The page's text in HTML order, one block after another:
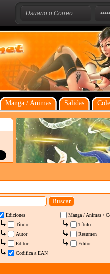
Manga / Animas Salidas
Ediciones
Título
Autor
Editor
Codifica a EAN
Manga / Animas /
Título
Resumen
Editor